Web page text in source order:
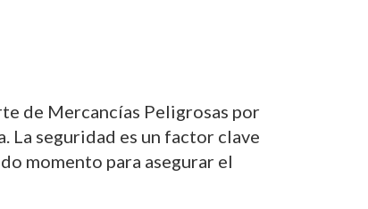
de Mercancías Peligrosas por
La seguridad es un factor clave
momento para asegurar el